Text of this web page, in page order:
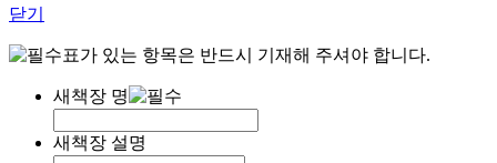
닫기
표가 있는 항목은 반드시 기재해 주셔야 합니다.
새책장 명
새책장 설명